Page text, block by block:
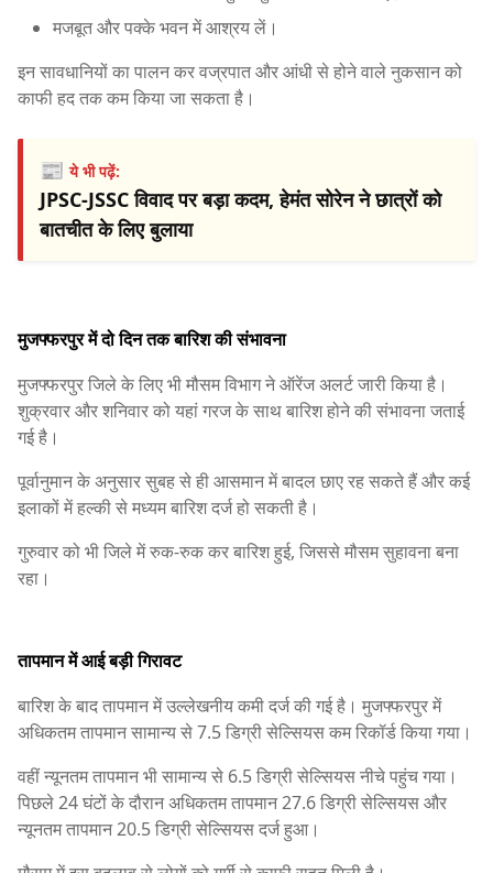
मजबूत और पक्के भवन में आश्रय लें।
इन सावधानियों का पालन कर वज्रपात और आंधी से होने वाले नुकसान को
काफी हद तक कम किया जा सकता है।
📰ये भी पढ़ें:
JPSC-JSSC विवाद पर बड़ा कदम, हेमंत सोरेन ने छात्रों को
बातचीत के लिए बुलाया
मुजफ्फरपुर में दो दिन तक बारिश की संभावना
मुजफ्फरपुर जिले के लिए भी मौसम विभाग ने ऑरेंज अलर्ट जारी किया है।
शुक्रवार और शनिवार को यहां गरज के साथ बारिश होने की संभावना जताई
गई है।
पूर्वानुमान के अनुसार सुबह से ही आसमान में बादल छाए रह सकते हैं और कई
इलाकों में हल्की से मध्यम बारिश दर्ज हो सकती है।
गुरुवार को भी जिले में रुक-रुक कर बारिश हुई, जिससे मौसम सुहावना बना
रहा।
तापमान में आई बड़ी गिरावट
बारिश के बाद तापमान में उल्लेखनीय कमी दर्ज की गई है। मुजफ्फरपुर में
अधिकतम तापमान सामान्य से 7.5 डिग्री सेल्सियस कम रिकॉर्ड किया गया।
वहीं न्यूनतम तापमान भी सामान्य से 6.5 डिग्री सेल्सियस नीचे पहुंच गया।
पिछले 24 घंटों के दौरान अधिकतम तापमान 27.6 डिग्री सेल्सियस और
न्यूनतम तापमान 20.5 डिग्री सेल्सियस दर्ज हुआ।